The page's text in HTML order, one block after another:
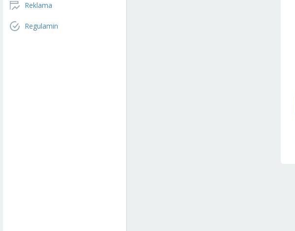
Reklama
Regulamin